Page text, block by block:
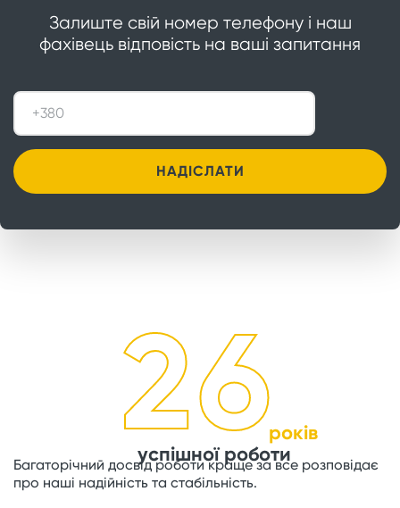
Залиште свій номер телефону і наш
фахівець відповість на ваші запитання
Багаторічний досвід роботи краще за все розповідає
про наші надійність та стабільність.
26років
успішної роботи